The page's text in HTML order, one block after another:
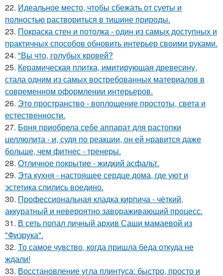
22. Идеальное место, чтобы сбежать от суеты и
полностью раствориться в тишине природы.
23. Покраска стен и потолка - один из самых доступных и
практичных способов обновить интерьер своими руками.
24. "Вы что, голубых кровей?
25. Керамическая плитка, имитирующая древесину,
стала одним из самых востребованных материалов в
современном оформлении интерьеров.
26. Это пространство - воплощение простоты, света и
естественности.
27. Боня приобрела себе аппарат для растопки
целлюлита - и, судя по реакции, он ей нравится даже
больше, чем фитнес - тренеры.
28. Отличное покрытие - жидкий асфальт.
29. Эта кухня - настоящее сердце дома, где уют и
эстетика слились воедино.
30. Профессиональная кладка кирпича - чёткий,
аккуратный и невероятно завораживающий процесс.
31. В сеть попал личный архив Саши мамаевой из
"Физрука".
32. То самое чувство, когда пришла беда откуда не
ждали!
33. Восстановление угла плинтуса: быстро, просто и